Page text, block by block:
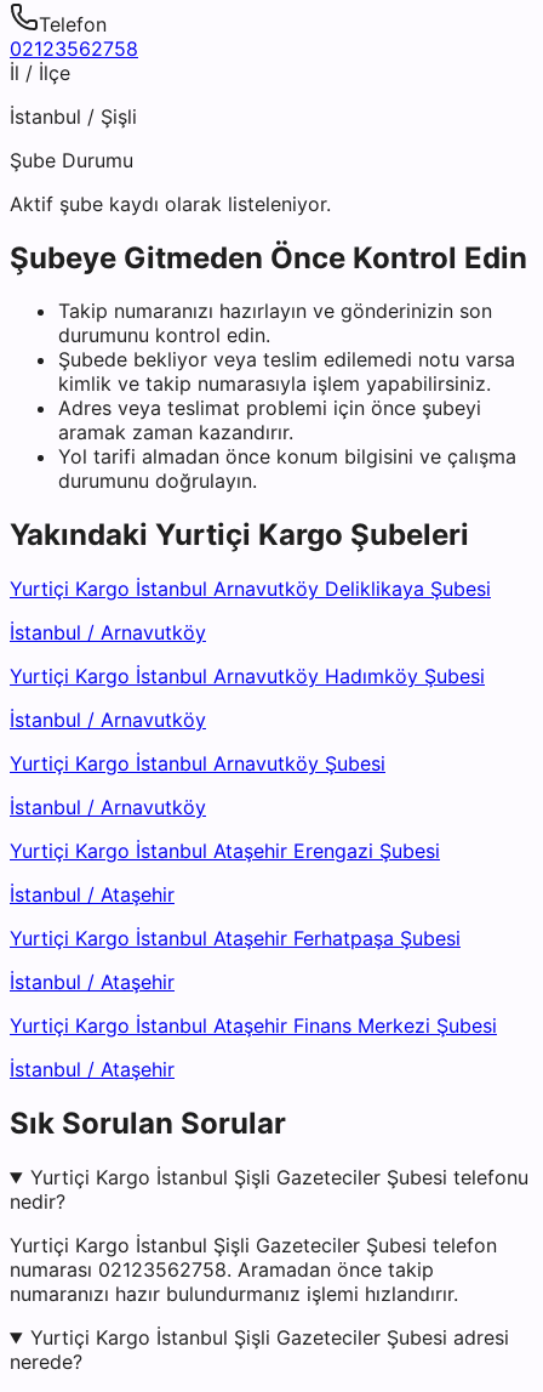
Telefon
02123562758
İl / İlçe
İstanbul / Şişli
Şube Durumu
Aktif şube kaydı olarak listeleniyor.
Şubeye Gitmeden Önce Kontrol Edin
Takip numaranızı hazırlayın ve gönderinizin son
durumunu kontrol edin.
Şubede bekliyor veya teslim edilemedi notu varsa
kimlik ve takip numarasıyla işlem yapabilirsiniz.
Adres veya teslimat problemi için önce şubeyi
aramak zaman kazandırır.
Yol tarifi almadan önce konum bilgisini ve çalışma
durumunu doğrulayın.
Yakındaki Yurtiçi Kargo Şubeleri
Yurtiçi Kargo İstanbul Arnavutköy Deliklikaya Şubesi
İstanbul / Arnavutköy
Yurtiçi Kargo İstanbul Arnavutköy Hadımköy Şubesi
İstanbul / Arnavutköy
Yurtiçi Kargo İstanbul Arnavutköy Şubesi
İstanbul / Arnavutköy
Yurtiçi Kargo İstanbul Ataşehir Erengazi Şubesi
İstanbul / Ataşehir
Yurtiçi Kargo İstanbul Ataşehir Ferhatpaşa Şubesi
İstanbul / Ataşehir
Yurtiçi Kargo İstanbul Ataşehir Finans Merkezi Şubesi
İstanbul / Ataşehir
Sık Sorulan Sorular
Yurtiçi Kargo İstanbul Şişli Gazeteciler Şubesi telefonu
nedir?
Yurtiçi Kargo İstanbul Şişli Gazeteciler Şubesi telefon
numarası 02123562758. Aramadan önce takip
numaranızı hazır bulundurmanız işlemi hızlandırır.
Yurtiçi Kargo İstanbul Şişli Gazeteciler Şubesi adresi
nerede?